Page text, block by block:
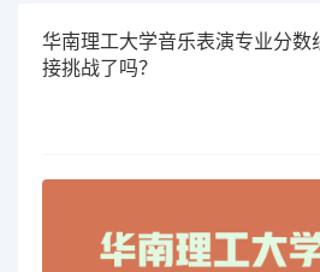
华南理工大学音乐表演专业分数
接挑战了吗？